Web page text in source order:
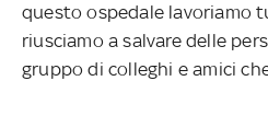
questo ospedale lavoriamo
riusciamo a salvare delle
gruppo di colleghi e amici